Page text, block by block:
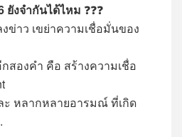
ยังจำกันได้ไหม ❓❓❓
ข่าว เขย่าความเชื่อมั่นของ
องคำ คือ สร้างความเชื่อ
หลากหลายอารมณ์ ที่เกิด